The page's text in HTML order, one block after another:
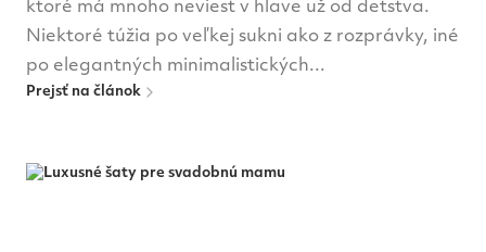
Tradície Víno na svadbu Výzdoba a dekorácie
ktoré má mnoho neviest v hlave už od detstva.
Niektoré túžia po veľkej sukni ako z rozprávky, iné
po elegantných minimalistických...
Prejsť na článok